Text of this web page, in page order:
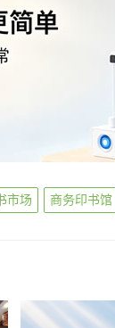
市场 商务印书馆